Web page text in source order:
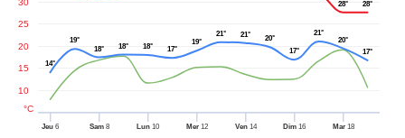
en
les
:
Jeu 6 Sam8 Lun 10 Mer12 Ven14 Dim 16 Mar18
10
15
20
25
30
°C
28° 28°
14°
19°
18°
18° 18° 17°
19°
21° 21°
20°
17°
21°
20°
17°